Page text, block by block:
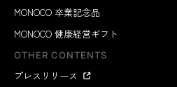
MONOCO 卒業記念品
MONOCO 健康経営ギフト
OTHER CONTENTS
プレスリリース